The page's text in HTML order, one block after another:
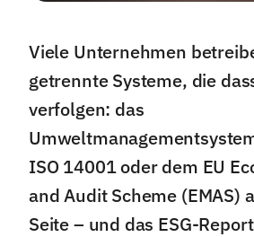
Viele Unternehmen
getrennte Systeme, die
verfolgen: das
ISO 14001 oder dem EU
and Audit Scheme (EMAS)
Seite – und das ESG-